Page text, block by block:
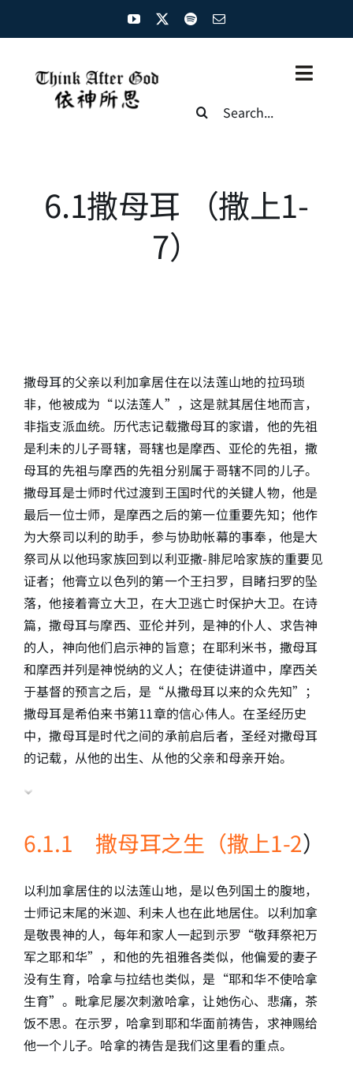
圣经概览
简介
下载
Search
6.1撒母耳 （撒上1-
7）
撒母耳的父亲以利加拿居住在以法莲山地的拉玛琐
非，他被成为“以法莲人”，这是就其居住地而言，
非指支派血统。历代志记载撒母耳的家谱，他的先祖
是利未的儿子哥辖，哥辖也是摩西、亚伦的先祖，撒
母耳的先祖与摩西的先祖分别属于哥辖不同的儿子。
撒母耳是士师时代过渡到王国时代的关键人物，他是
最后一位士师，是摩西之后的第一位重要先知；他作
为大祭司以利的助手，参与协助帐幕的事奉，他是大
祭司从以他玛家族回到以利亚撒-腓尼哈家族的重要见
证者；他膏立以色列的第一个王扫罗，目睹扫罗的坠
落，他接着膏立大卫，在大卫逃亡时保护大卫。在诗
篇，撒母耳与摩西、亚伦并列，是神的仆人、求告神
的人，神向他们启示神的旨意；在耶利米书，撒母耳
和摩西并列是神悦纳的义人；在使徒讲道中，摩西关
于基督的预言之后，是“从撒母耳以来的众先知”；
撒母耳是希伯来书第11章的信心伟人。在圣经历史
中，撒母耳是时代之间的承前启后者，圣经对撒母耳
的记载，从他的出生、从他的父亲和母亲开始。
6.1.1 撒母耳之生（撒上1-2）
以利加拿居住的以法莲山地，是以色列国土的腹地，
士师记末尾的米迦、利未人也在此地居住。以利加拿
是敬畏神的人，每年和家人一起到示罗“敬拜祭祀万
军之耶和华”，和他的先祖雅各类似，他偏爱的妻子
没有生育，哈拿与拉结也类似，是“耶和华不使哈拿
生育”。毗拿尼屡次刺激哈拿，让她伤心、悲痛，茶
饭不思。在示罗，哈拿到耶和华面前祷告，求神赐给
他一个儿子。哈拿的祷告是我们这里看的重点。